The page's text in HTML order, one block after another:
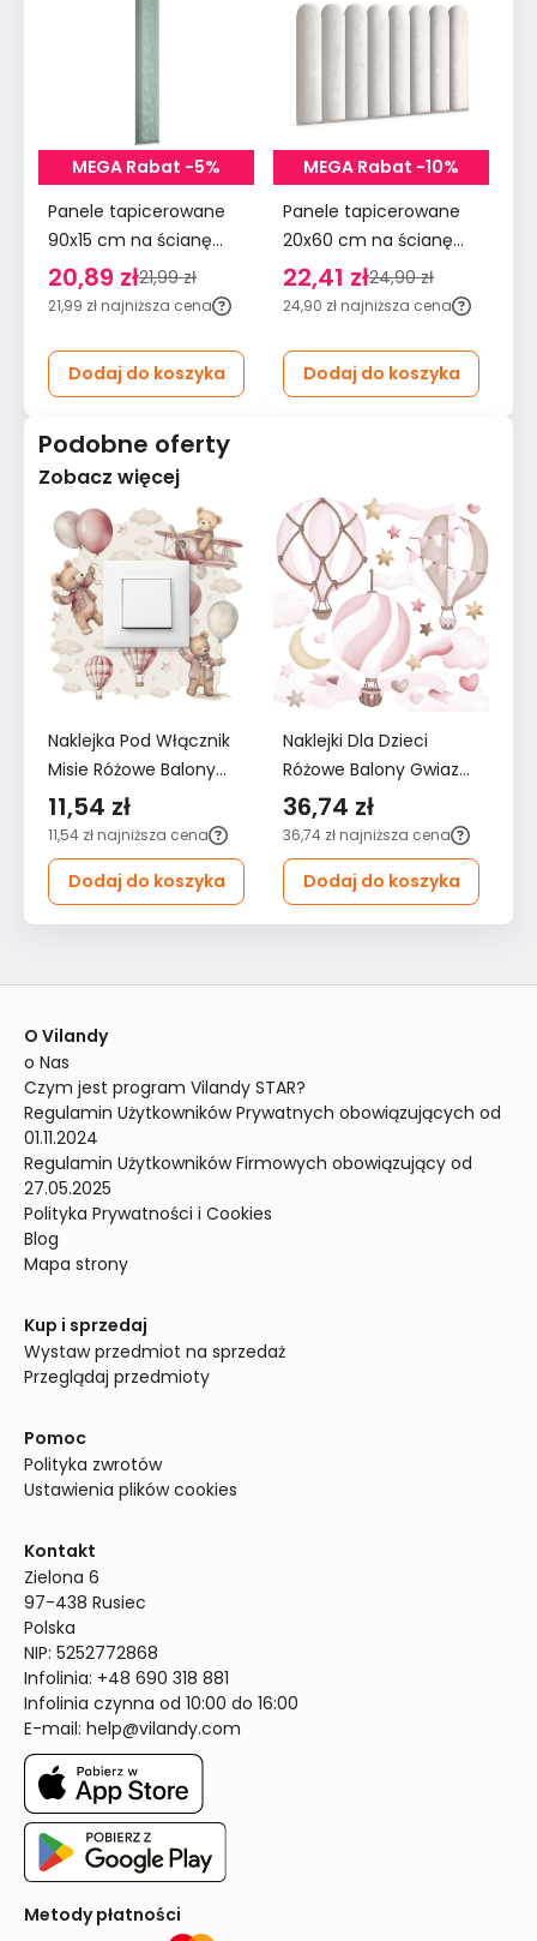
MEGA Rabat -5%
Panele tapicerowane
90x15 cm na ścianę
wezgłowie miętowy
20,89 zł21,99 zł
21,99 zł najniższa cena
Dodaj do koszyka
MEGA Rabat -10%
Panele tapicerowane
20x60 cm na ścianę
płotek wezgłowie
kremowy
22,41 zł24,90 zł
24,90 zł najniższa cena
Dodaj do koszyka
Podobne oferty
Zobacz więcej
Naklejka Pod Włącznik
Misie Różowe Balony
Chmurki 20x20
Gwiazdki Boho Dla
Dzieci
11,54 zł
11,54 zł najniższa cena
Dodaj do koszyka
Naklejki Dla Dzieci
Różowe Balony Gwiazdy
60x30 Serduszka Styl
ZESTAW
36,74 zł
36,74 zł najniższa cena
Dodaj do koszyka
O Vilandy
o Nas
Czym jest program Vilandy STAR?
Regulamin Użytkowników Prywatnych obowiązujących od
01.11.2024
Regulamin Użytkowników Firmowych obowiązujący od
27.05.2025
Polityka Prywatności i Cookies
Blog
Mapa strony
Kup i sprzedaj
Wystaw przedmiot na sprzedaż
Przeglądaj przedmioty
Pomoc
Polityka zwrotów
Ustawienia plików cookies
Kontakt
Zielona 6
97-438 Rusiec
Polska
NIP: 5252772868
Infolinia: +48 690 318 881
Infolinia czynna od 10:00 do 16:00
E-mail: help@vilandy.com
Metody płatności